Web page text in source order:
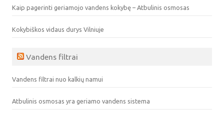
Kaip pagerinti geriamojo vandens kokybę – Atbulinis osmosas
Kokybiškos vidaus durys Vilniuje
Vandens filtrai
Vandens filtrai nuo kalkių namui
Atbulinis osmosas yra geriamo vandens sistema